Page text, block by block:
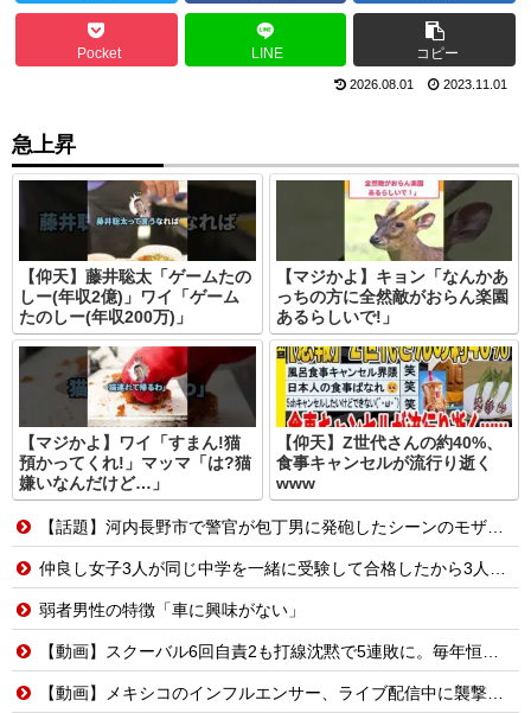
Pocket LINE コピー
2026.08.01 2023.11.01
急上昇
【仰天】藤井聡太「ゲームたの
しー(年収2億)」ワイ「ゲーム
たのしー(年収200万)」
【マジかよ】キョン「なんかあ
っちの方に全然敵がおらん楽園
あるらしいで!」
【マジかよ】ワイ「すまん!猫
預かってくれ!」マッマ「は?猫
嫌いなんだけど…」
【仰天】Z世代さんの約40%、
食事キャンセルが流行り逝く
www
【話題】河内長野市で警官が包丁男に発砲したシーンのモザ無し映像が公開される。
仲良し女子3人が同じ中学を一緒に受験して合格したから3人で進学するんだってと言ってる
弱者男性の特徴「車に興味がない」
【動画】スクーバル6回自責2も打線沈黙で5連敗に。毎年恒例の苦しい時期に入るドジャースファン
【動画】メキシコのインフルエンサー、ライブ配信中に襲撃されて死亡。